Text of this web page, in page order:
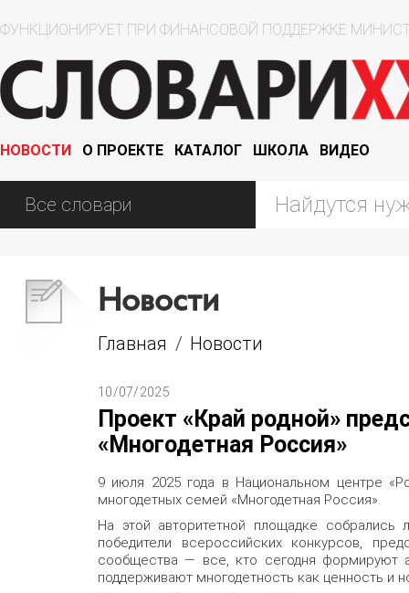
ФУНКЦИОНИРУЕТ ПРИ ФИНАНСОВОЙ ПОДДЕРЖКЕ
НОВОСТИ О ПРОЕКТЕ КАТАЛОГ ШКОЛА ВИДЕО
Новости
Главная / Новости
10/07/2025
Проект «Край родной»
«Многодетная Россия»
9 июля 2025 года в Национальном центре
многодетных семей «Многодетная Россия».
На этой авторитетной площадке
победители всероссийских конкурсов,
сообщества — все, кто сегодня формируют
поддерживают многодетность как ценность и